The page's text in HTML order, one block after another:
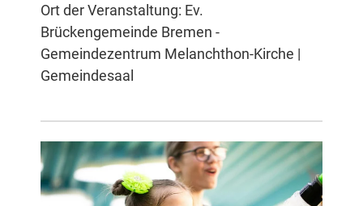
Ort der Veranstaltung: Ev.
Brückengemeinde Bremen -
Gemeindezentrum Melanchthon-Kirche |
Gemeindesaal